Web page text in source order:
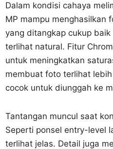
Dalam kondisi cahaya
MP mampu menghasilkan
yang ditangkap cukup
terlihat natural. Fitur
untuk meningkatkan
membuat foto terlihat
cocok untuk diunggah ke
Tantangan muncul saat
Seperti ponsel entry-level
terlihat jelas. Detail juga